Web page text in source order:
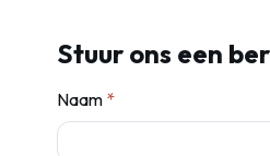
Stuur ons een
Naam *